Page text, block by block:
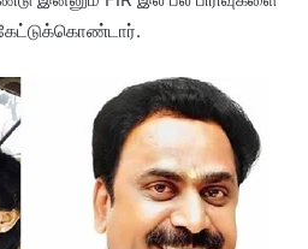
கேட்டுக்கொண்டார்.